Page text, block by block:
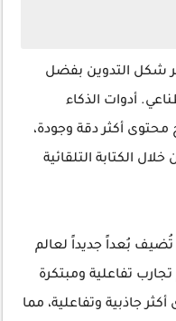
شكل التدوين بفضل
أدوات الذكاء
محتوى أكثر دقة وجودة،
الكتابة التلقائية
تُضيف بُعداً جديداً لعالم
تفاعلية ومبتكرة
جاذبية وتفاعلية، مما